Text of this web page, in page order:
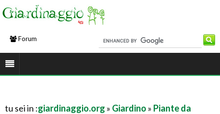
Forum
tu sei in :giardinaggio.org » Giardino » Piante da